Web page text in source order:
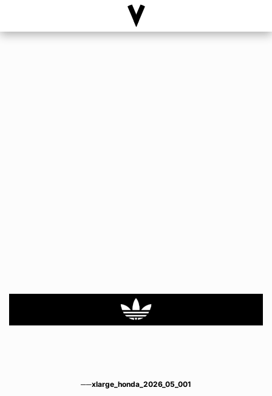
──xlarge_honda_2026_05_001